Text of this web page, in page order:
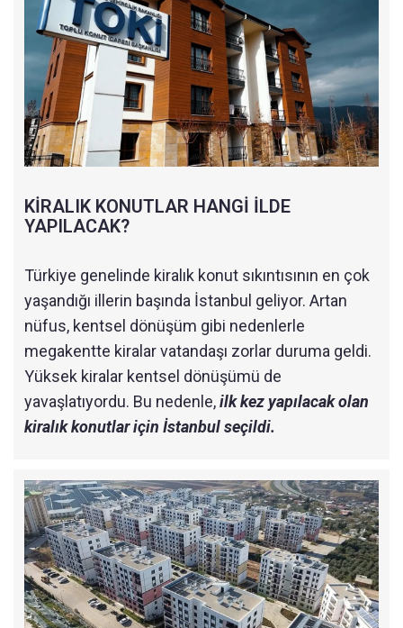
KİRALIK KONUTLAR HANGİ İLDE
YAPILACAK?
Türkiye genelinde kiralık konut sıkıntısının en çok
yaşandığı illerin başında İstanbul geliyor. Artan
nüfus, kentsel dönüşüm gibi nedenlerle
megakentte kiralar vatandaşı zorlar duruma geldi.
Yüksek kiralar kentsel dönüşümü de
yavaşlatıyordu. Bu nedenle,ilk kez yapılacak olan
kiralık konutlar için İstanbul seçildi.